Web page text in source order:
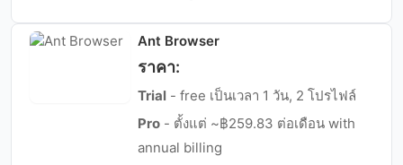
Ant Browser
ราคา:
Trial - free เป็นเวลา 1 วัน, 2 โปรไฟล์
Pro - ตั้งแต่ ~฿259.83 ต่อเดือน with
annual billing